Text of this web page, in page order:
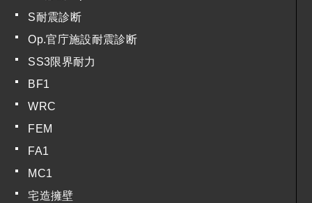
S耐震診断
Op.官庁施設耐震診断
SS3限界耐力
BF1
WRC
FEM
FA1
MC1
宅造擁壁